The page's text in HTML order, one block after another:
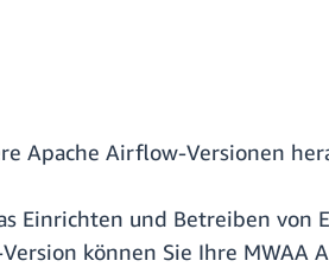
Apache Airflow-Versionen
Einrichten und Betreiben von
können Sie Ihre MWAA